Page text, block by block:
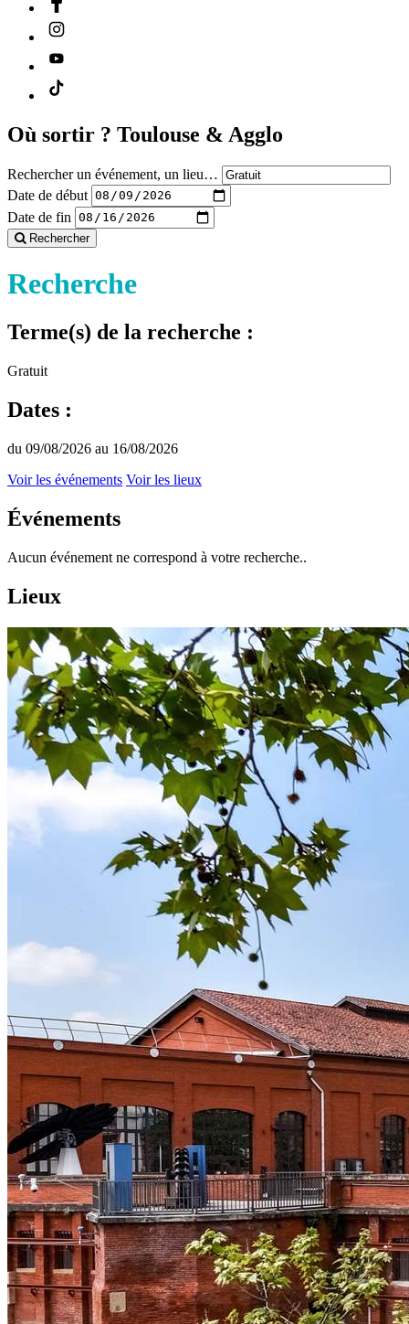
Où sortir ? Toulouse & Agglo
Rechercher un événement, un lieu…
Date de début
Date de fin
Rechercher
Recherche
Terme(s) de la recherche :
Gratuit
Dates :
du 09/08/2026 au 16/08/2026
Voir les événements Voir les lieux
Événements
Aucun événement ne correspond à votre recherche..
Lieux